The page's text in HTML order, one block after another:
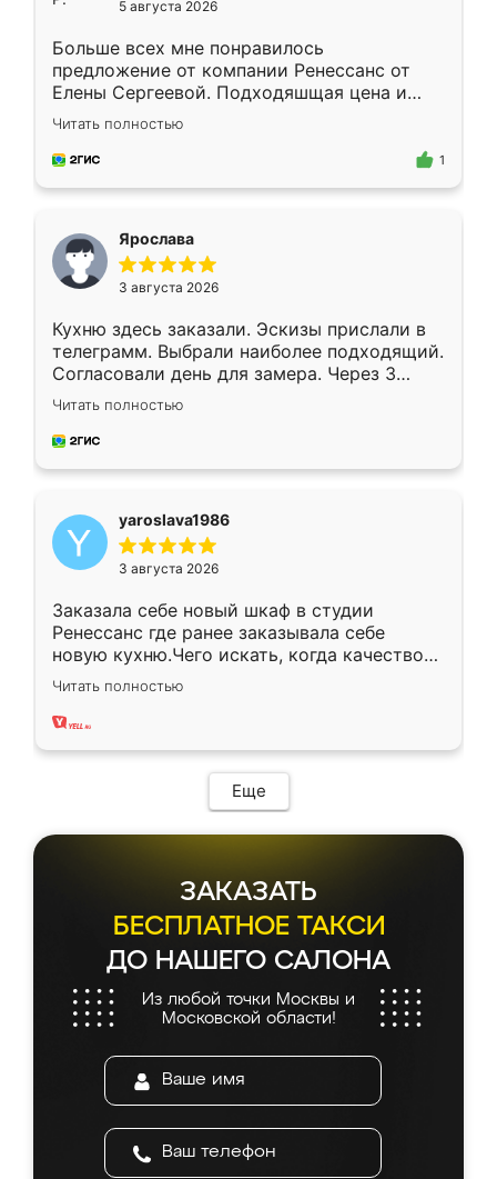
5 августа 2026
Больше всех мне понравилось
предложение от компании Ренессанс от
Елены Сергеевой. Подходяшщая цена и
короткие сроки изготовления. Приехавший
для замера сотрудник Владислав
предложил по моему эскизу самый
Читать полностью
1
Ярослава
3 августа 2026
Кухню здесь заказали. Эскизы прислали в
телеграмм. Выбрали наиболее подходящий.
Согласовали день для замера. Через 3
недели кухня была уже готова. Остались
довольны работой. Спасибо Ренессанс
мебель за качественную работу!
Читать полностью
yaroslava1986
3 августа 2026
Заказала себе новый шкаф в студии
Ренессанс где ранее заказывала себе
новую кухню.Чего искать, когда качеством
вполне довольна. Служит кухня уже почти
два года, нареканий нет.
Читать полностью
Еще
ЗАКАЗАТЬ
БЕСПЛАТНОЕ ТАКСИ
ДО НАШЕГО САЛОНА
Из любой точки Москвы и
Московской области!